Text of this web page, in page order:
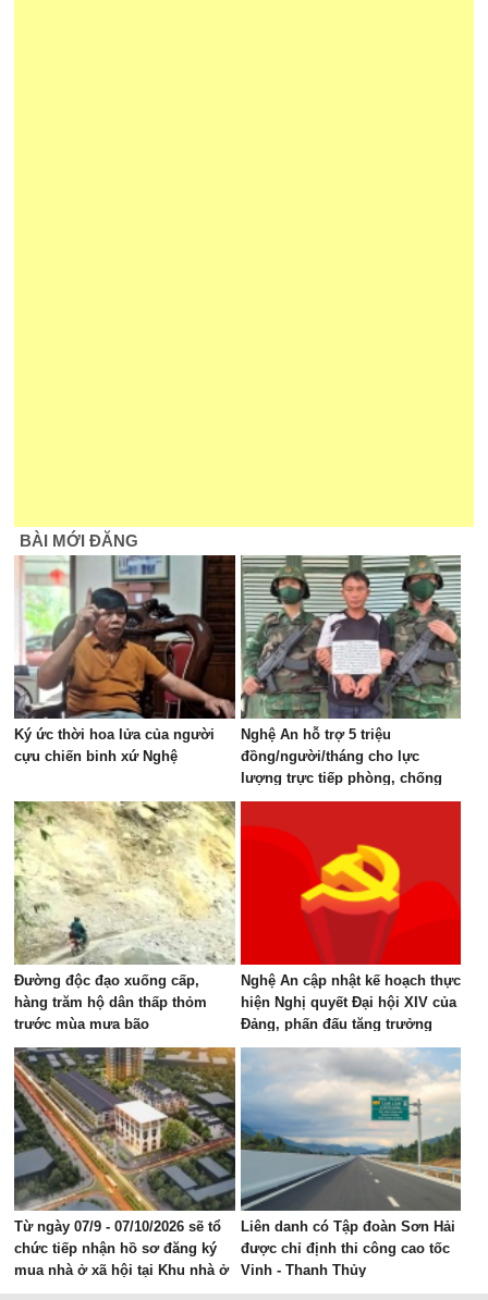
BÀI MỚI ĐĂNG
Ký ức thời hoa lửa của người
cựu chiến binh xứ Nghệ
Nghệ An hỗ trợ 5 triệu
đồng/người/tháng cho lực
lượng trực tiếp phòng, chống
ma túy
Đường độc đạo xuống cấp,
hàng trăm hộ dân thấp thỏm
trước mùa mưa bão
Nghệ An cập nhật kế hoạch thực
hiện Nghị quyết Đại hội XIV của
Đảng, phấn đấu tăng trưởng
GRDP 11–12%/năm
Từ ngày 07/9 - 07/10/2026 sẽ tổ
chức tiếp nhận hồ sơ đăng ký
mua nhà ở xã hội tại Khu nhà ở
Mỹ Thượng, phường Vinh Lộc
Liên danh có Tập đoàn Sơn Hải
được chỉ định thi công cao tốc
Vinh - Thanh Thủy